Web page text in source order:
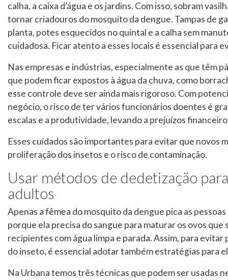
calha, a caixa d’água e os jardins. Com isso, sobram
tornar criadouros do mosquito da dengue. Tampas de
planta, potes esquecidos no quintal e a calha sem
cuidadosa. Ficar atento a esses locais é essencial para
Nas empresas e indústrias, especialmente as que têm
que podem ficar expostos à água da chuva, como
esse controle deve ser ainda mais rigoroso. Com
negócio, o risco de ter vários funcionários doentes é
escalas e a produtividade, levando a prejuízos
Esses cuidados são importantes para evitar que novos
proliferação dos insetos e o risco de contaminação.
Usar métodos de dedetização
adultos
Apenas a fêmea do mosquito da dengue pica as
porque ela precisa do sangue para maturar os ovos que
recipientes com água limpa e parada. Assim, para
do inseto, é essencial adotar também estratégias para
Na Urbana temos três técnicas que podem ser usadas